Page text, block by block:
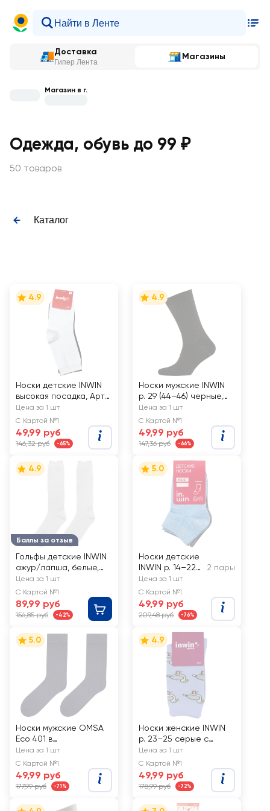
Доставка
Гипер Лента
Магазины
Магазин в г.
Одежда, обувь до 99 ₽
50 товаров
Каталог
4.9
Носки детские INWIN
высокая посадка, Арт.
BKSU-02-BW/НДБЧ,
2пары
Цена за 1 шт
С Картой №1
49,99 руб
146,32 руб -65%
4.9
Носки мужские INWIN
р. 29 (44–46) черные,
Арт. BMS06-01
Цена за 1 шт
С Картой №1
49,99 руб
147,36 руб -66%
Баллы за отзыв
4.9
Гольфы детские INWIN
ажур/лапша, белые,
Арт. 761/762
Цена за 1 шт
С Картой №1
89,99 руб
156,85 руб -42%
5.0
Носки детские
INWIN р. 14–22
низкая посадка,
голубые, серый
меланж, Арт.
BKSU-02-GB
2 пары
Цена за 1 шт
С Картой №1
49,99 руб
209,48 руб -76%
5.0
Носки мужские OMSA
Eco 401 в
ассортименте, grigio
scurо
Цена за 1 шт
С Картой №1
49,99 руб
177,99 руб -71%
4.9
Носки женские INWIN
р. 23–25 серые с
розовыми фламинго,
Арт. BPF21/W01-
flamingo/997ж
Цена за 1 шт
С Картой №1
49,99 руб
178,99 руб -72%